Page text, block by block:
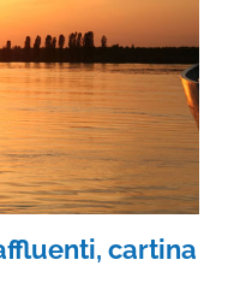
cartina